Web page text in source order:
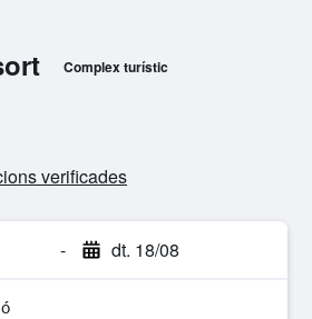
Complex turístic
verificades
- dt. 18/08